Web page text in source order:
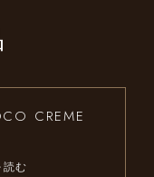
CREME
む